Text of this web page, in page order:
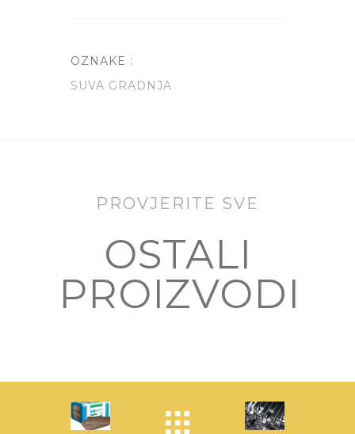
OZNAKE :
SUVA GRADNJA
PROVJERITE SVE
OSTALI
PROIZVODI